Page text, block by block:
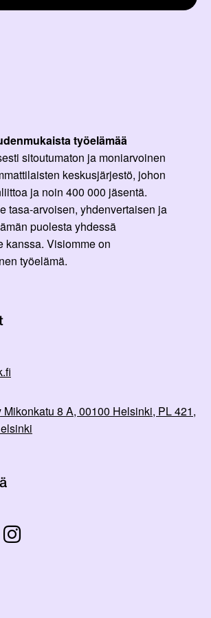
työelämää
sitoutumaton ja moniarvoinen
keskusjärjestö, johon
ja noin 400 000 jäsentä.
tasa-arvoisen, yhdenvertaisen ja
puolesta yhdessä
kanssa. Visiomme on
työelämä.
Mikonkatu 8 A, 00100 Helsinki, PL 421,